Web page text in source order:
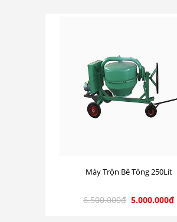
Máy Trộn Bê Tông 250Lít
6.500.000₫ 5.000.000₫